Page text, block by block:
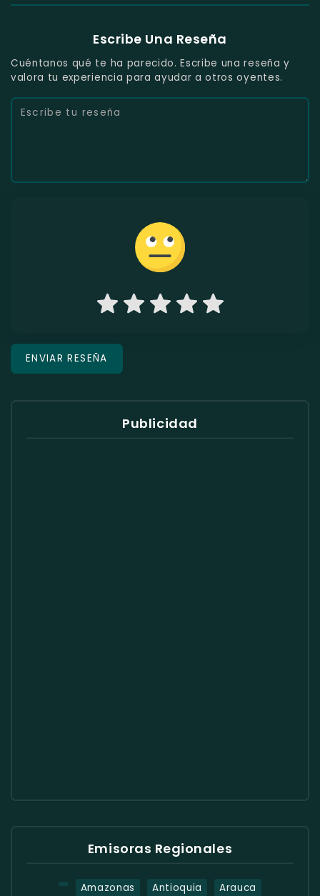
Escribe Una Reseña
Cuéntanos qué te ha parecido. Escribe una reseña y
valora tu experiencia para ayudar a otros oyentes.
Publicidad
Emisoras Regionales
Amazonas Antioquia Arauca